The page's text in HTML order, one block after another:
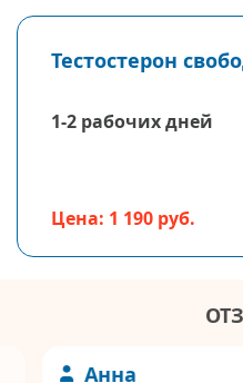
Тестостерон
1-2 рабочих дней
Цена: 1 190 руб.
Анна